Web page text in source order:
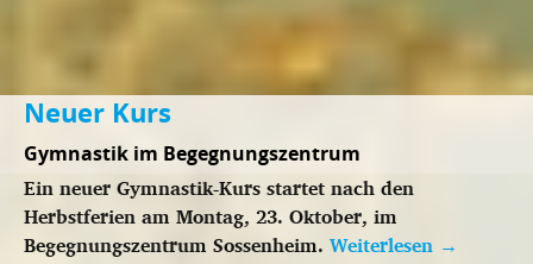
Neuer Kurs
Gymnastik im Begegnungszentrum
Ein neuer Gymnastik-Kurs startet nach den
Herbstferien am Montag, 23. Oktober, im
Begegnungszentrum Sossenheim. Weiterlesen →